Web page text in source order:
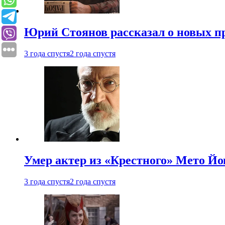
Юрий Стоянов рассказал о новых
3 года спустя2 года спустя
Умер актер из «Крестного» Мето
3 года спустя2 года спустя